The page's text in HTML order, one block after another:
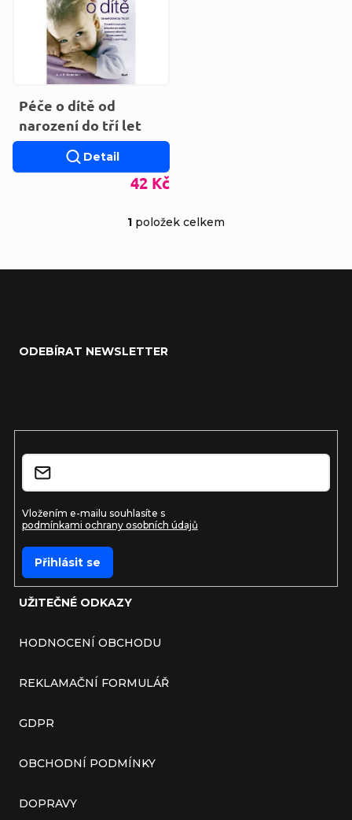
Péče o dítě od
narození do tří let
42 Kč
Detail
1 položek celkem
UŽITEČNÉ ODKAZY
HODNOCENÍ OBCHODU
REKLAMAČNÍ FORMULÁŘ
GDPR
OBCHODNÍ PODMÍNKY
DOPRAVY
ODEBÍRAT NEWSLETTER
Vložením e-mailu souhlasíte s
podmínkami ochrany osobních údajů
Přihlásit se